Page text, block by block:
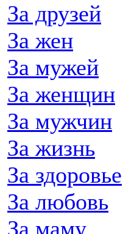
За друзей
За жен
За мужей
За женщин
За мужчин
За жизнь
За здоровье
За любовь
За маму